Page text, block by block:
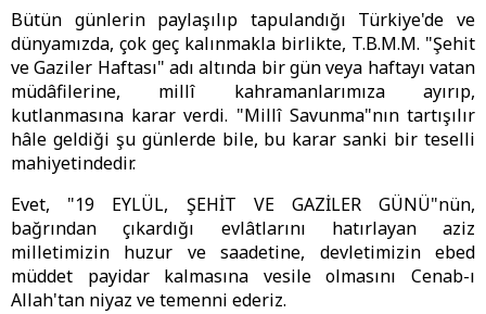
Bütün günlerin paylaşılıp tapulandığı Türkiye'de ve
dünyamızda, çok geç kalınmakla birlikte, T.B.M.M. "Şehit
ve Gaziler Haftası" adı altında bir gün veya haftayı vatan
müdâfilerine, millî kahramanlarımıza ayırıp,
kutlanmasına karar verdi. "Millî Savunma"nın tartışılır
hâle geldiği şu günlerde bile, bu karar sanki bir teselli
mahiyetindedir.
Evet, "19 EYLÜL, ŞEHİT VE GAZİLER GÜNÜ"nün,
bağrından çıkardığı evlâtlarını hatırlayan aziz
milletimizin huzur ve saadetine, devletimizin ebed
müddet payidar kalmasına vesile olmasını Cenab-ı
Allah'tan niyaz ve temenni ederiz.